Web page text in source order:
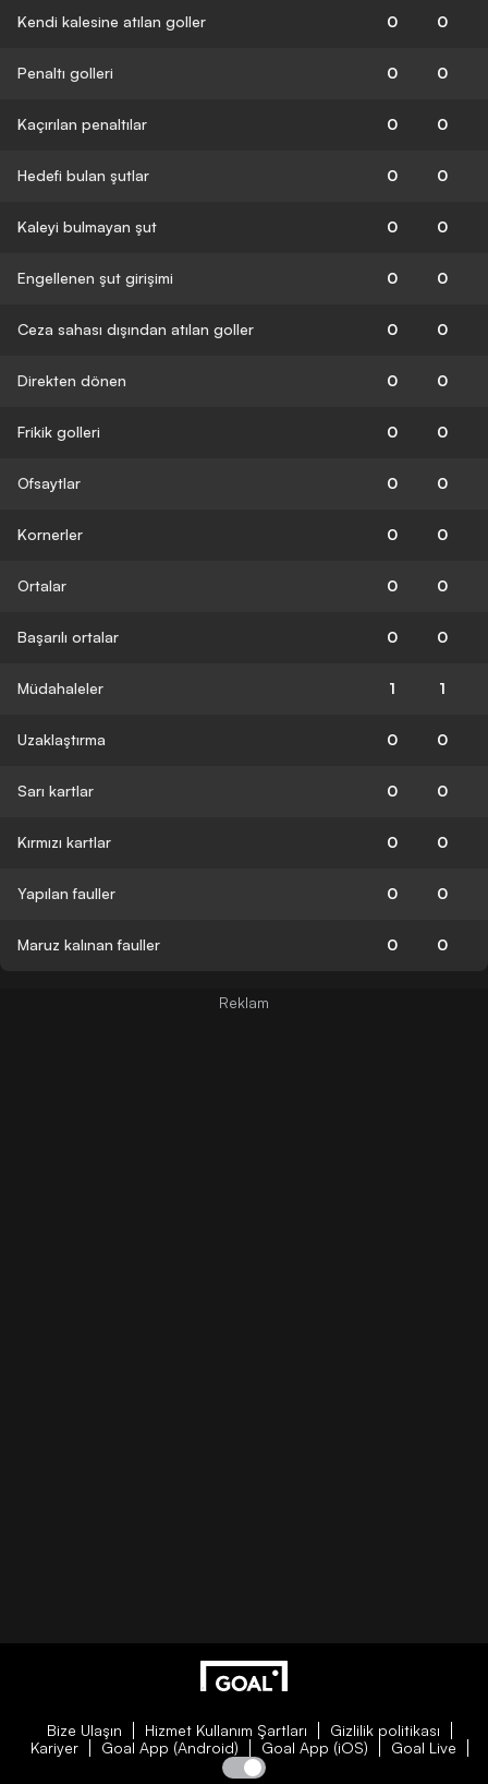
Kendi kalesine atılan goller 0 0
Penaltı golleri 0 0
Kaçırılan penaltılar 0 0
Hedefi bulan şutlar 0 0
Kaleyi bulmayan şut 0 0
Engellenen şut girişimi 0 0
Ceza sahası dışından atılan goller 0 0
Direkten dönen 0 0
Frikik golleri 0 0
Ofsaytlar 0 0
Kornerler 0 0
Ortalar 0 0
Başarılı ortalar 0 0
Müdahaleler 1 1
Uzaklaştırma 0 0
Sarı kartlar 0 0
Kırmızı kartlar 0 0
Yapılan fauller 0 0
Maruz kalınan fauller 0 0
Bize Ulaşın Hizmet Kullanım Şartları
Gizlilik politikası
Kariyer
Goal App (Android) Goal App (iOS) Goal Live